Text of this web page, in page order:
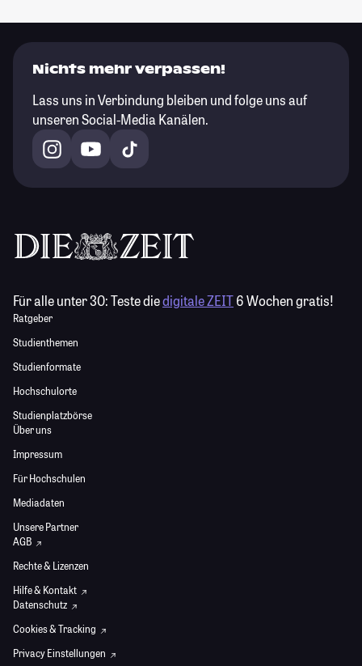
Nichts mehr verpassen!
Lass uns in Verbindung bleiben und folge uns auf
unseren Social-Media Kanälen.
Für alle unter 30:Teste diedigitale ZEIT6 Wochen gratis!
Ratgeber
Studienthemen
Studienformate
Hochschulorte
Studienplatzbörse
Über uns
Impressum
Für Hochschulen
Mediadaten
Unsere Partner
AGB
Rechte & Lizenzen
Hilfe & Kontakt
Datenschutz
Cookies & Tracking
Privacy Einstellungen